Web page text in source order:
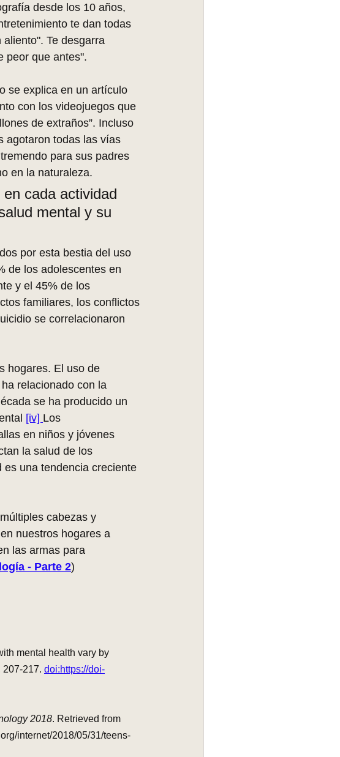
desde los 10 años,
te dan todas
Te desgarra
peor que antes".
se explica en un artículo
con los videojuegos que
de extraños”. Incluso
agotaron todas las vías
para sus padres
en la naturaleza.
cada actividad
mental y su
por esta bestia del uso
de los adolescentes en
y el 45% de los
familiares, los conflictos
se correlacionaron
hogares. El uso de
relacionado con la
se ha producido un
[iv] Los
en niños y jóvenes
la salud de los
una tendencia creciente
cabezas y
nuestros hogares a
las armas para
- Parte 2)
mental health vary by
207-217. doi:https://doi-
2018. Retrieved from
internet/2018/05/31/teens-